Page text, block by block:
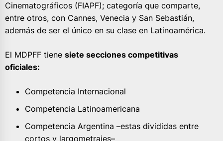
Cinematográficos (FIAPF); categoría que comparte,
entre otros, con Cannes, Venecia y San Sebastián,
además de ser el único en su clase en Latinoamérica.
El MDPFF tiene siete secciones competitivas
oficiales:
Competencia Internacional
Competencia Latinoamericana
Competencia Argentina –estas divididas entre
cortos y largometrajes–